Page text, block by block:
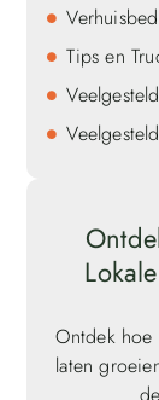
Tips en
Ontdek hoe
laten